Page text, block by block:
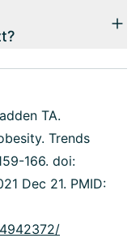
TA.
Trends
166. doi:
Dec 21. PMID: